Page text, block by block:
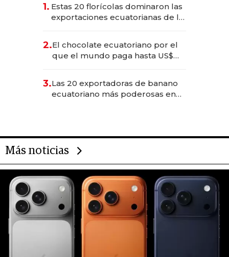
1. Estas 20 florícolas dominaron las
exportaciones ecuatorianas de la
2.El chocolate ecuatoriano por el
que el mundo paga hasta US$
3.Las 20 exportadoras de banano
ecuatoriano más poderosas en
Más noticias